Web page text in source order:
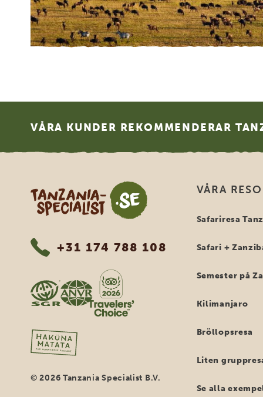
VÅRA KUNDER REKOMMENDERAR
Tanzania Specialist
+31 174 788 108
© 2026 Tanzania Specialist B.V.
VÅRA
Safariresa
Safari +
Semester på
Kilimanjaro
Bröllopsresa
Liten
Se alla